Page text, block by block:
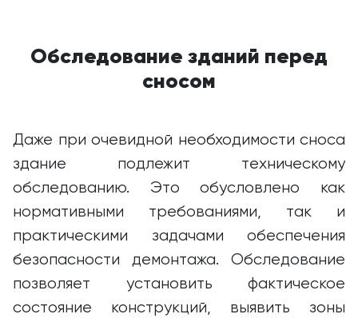
Обследование зданий перед
сносом
Даже при очевидной необходимости сноса
здание подлежит техническому
обследованию. Это обусловлено как
нормативными требованиями, так и
практическими задачами обеспечения
безопасности демонтажа. Обследование
позволяет установить фактическое
состояние конструкций, выявить зоны